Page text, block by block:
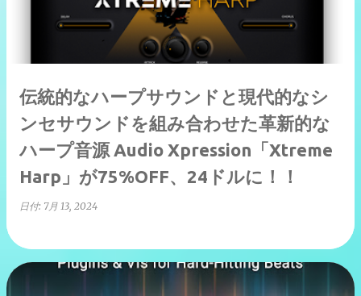
伝統的なハープサウンドと現代的なシ
ンセサウンドを組み合わせた革新的な
ハープ音源 Audio Xpression「Xtreme
Harp」が75%OFF、24ドルに！！
日付: 7月 13, 2024